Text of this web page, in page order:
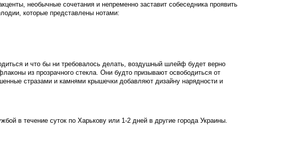
необычные сочетания и непременно заставит собеседника проявить
которые представлены нотами:
и что бы ни требовалось делать, воздушный шлейф будет верно
из прозрачного стекла. Они будто призывают освободиться от
стразами и камнями крышечки добавляют дизайну нарядности и
в течение суток по Харькову или 1-2 дней в другие города Украины.